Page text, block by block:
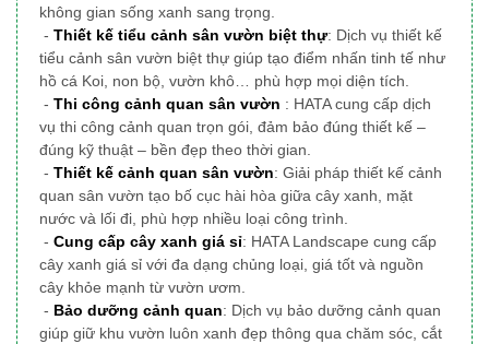
không gian sống xanh sang trọng.
- Thiết kế tiểu cảnh sân vườn biệt thự: Dịch vụ thiết kế
tiểu cảnh sân vườn biệt thự giúp tạo điểm nhấn tinh tế như
hồ cá Koi, non bộ, vườn khô… phù hợp mọi diện tích.
- Thi công cảnh quan sân vườn : HATA cung cấp dịch
vụ thi công cảnh quan trọn gói, đảm bảo đúng thiết kế –
đúng kỹ thuật – bền đẹp theo thời gian.
- Thiết kế cảnh quan sân vườn: Giải pháp thiết kế cảnh
quan sân vườn tạo bố cục hài hòa giữa cây xanh, mặt
nước và lối đi, phù hợp nhiều loại công trình.
- Cung cấp cây xanh giá sỉ: HATA Landscape cung cấp
cây xanh giá sỉ với đa dạng chủng loại, giá tốt và nguồn
cây khỏe mạnh từ vườn ươm.
- Bảo dưỡng cảnh quan: Dịch vụ bảo dưỡng cảnh quan
giúp giữ khu vườn luôn xanh đẹp thông qua chăm sóc, cắt